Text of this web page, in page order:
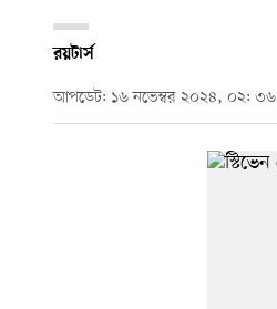
রয়টার্স
আপডেট: ১৬ নভেম্বর ২০২৪, ০২: ৩৬